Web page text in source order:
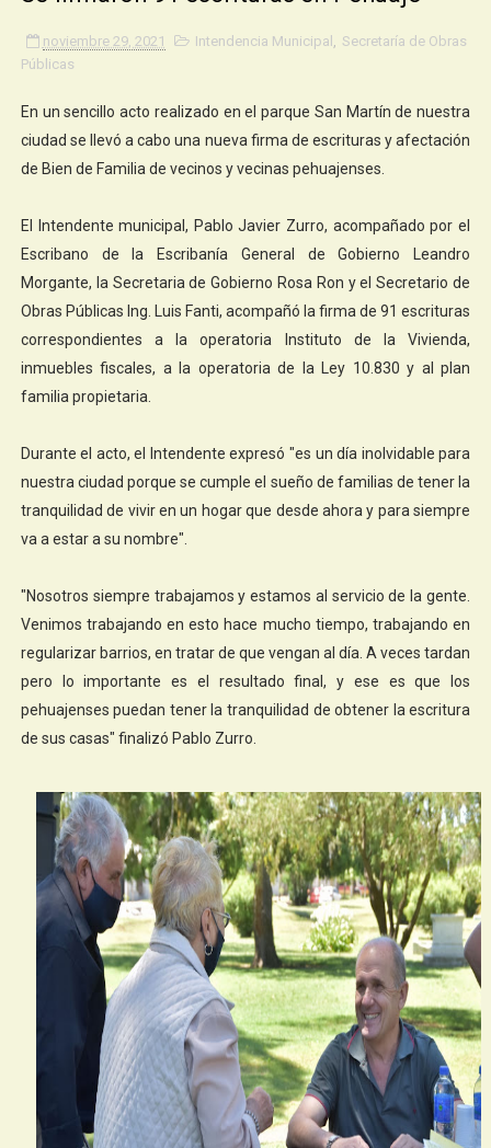
noviembre 29, 2021 Intendencia Municipal
Secretaría de Obras
Públicas
En un sencillo acto realizado en el parque San Martín de nuestra
ciudad se llevó a cabo una nueva firma de escrituras y afectación
de Bien de Familia de vecinos y vecinas pehuajenses.
El Intendente municipal, Pablo Javier Zurro, acompañado por el
Escribano de la Escribanía General de Gobierno Leandro
Morgante, la Secretaria de Gobierno Rosa Ron y el Secretario de
Obras Públicas Ing. Luis Fanti, acompañó la firma de 91 escrituras
correspondientes a la operatoria Instituto de la Vivienda,
inmuebles fiscales, a la operatoria de la Ley 10.830 y al plan
familia propietaria.
Durante el acto, el Intendente expresó "es un día inolvidable para
nuestra ciudad porque se cumple el sueño de familias de tener la
tranquilidad de vivir en un hogar que desde ahora y para siempre
va a estar a su nombre".
"Nosotros siempre trabajamos y estamos al servicio de la gente.
Venimos trabajando en esto hace mucho tiempo, trabajando en
regularizar barrios, en tratar de que vengan al día. A veces tardan
pero lo importante es el resultado final, y ese es que los
pehuajenses puedan tener la tranquilidad de obtener la escritura
de sus casas" finalizó Pablo Zurro.